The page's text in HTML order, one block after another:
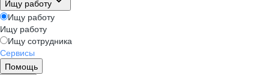
Ищу работу
Ищу работу
Ищу работу
Ищу сотрудника
Сервисы
Помощь